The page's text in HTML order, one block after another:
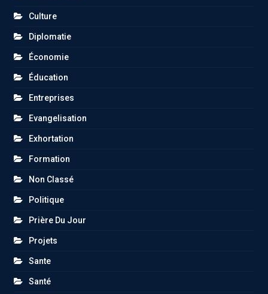
Culture
Diplomatie
Économie
Éducation
Entreprises
Evangelisation
Exhortation
Formation
Non Classé
Politique
Prière Du Jour
Projets
Sante
Santé